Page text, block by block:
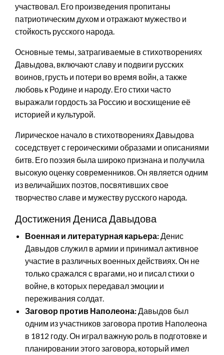
участвовал. Его произведения пропитаны
патриотическим духом и отражают мужество и
стойкость русского народа.
Основные темы, затрагиваемые в стихотворениях
Давыдова, включают славу и подвиги русских
воинов, грусть и потери во время войн, а также
любовь к Родине и народу. Его стихи часто
выражали гордость за Россию и восхищение её
историей и культурой.
Лирическое начало в стихотворениях Давыдова
соседствует с героическими образами и описаниями
битв. Его поэзия была широко признана и получила
высокую оценку современников. Он является одним
из величайших поэтов, посвятивших свое
творчество славе и мужеству русского народа.
Достижения Дениса Давыдова
Военная и литературная карьера:Денис
Давыдов служил в армии и принимал активное
участие в различных военных действиях. Он не
только сражался с врагами, но и писал стихи о
войне, в которых передавал эмоции и
переживания солдат.
Заговор против Наполеона:Давыдов был
одним из участников заговора против Наполеона
в 1812 году. Он играл важную роль в подготовке и
планировании этого заговора, который имел